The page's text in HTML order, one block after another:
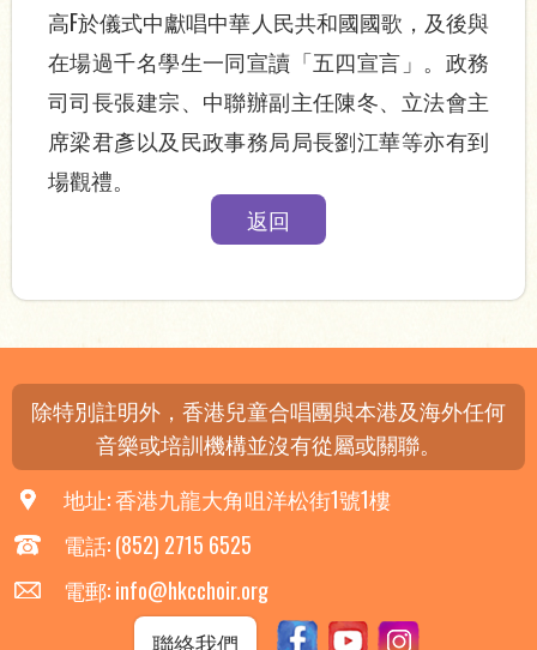
高F於儀式中獻唱中華人民共和國國歌，及後與
在場過千名學生一同宣讀「五四宣言」。政務
司司長張建宗、中聯辦副主任陳冬、立法會主
席梁君彥以及民政事務局局長劉江華等亦有到
場觀禮。
返回
除特別註明外，香港兒童合唱團與本港及海外任何
音樂或培訓機構並沒有從屬或關聯。
地址: 香港九龍大角咀洋松街1號1樓
電話: (852) 2715 6525
電郵: info@hkcchoir.org
聯絡我們